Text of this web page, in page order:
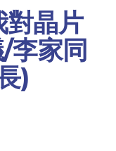
對晶片
李家同
)